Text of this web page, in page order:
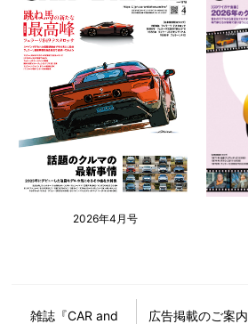
2026年4月号
雑誌『CAR and
広告掲載のご案内